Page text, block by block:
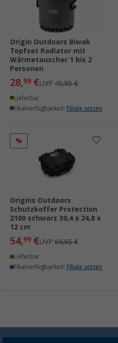
Origin Outdoors Biwak
Topfset Radiator mit
Wärmetauscher 1 bis 2
Personen
28,99 €UVP 45,95 €
Lieferbar
Filialverfügbarkeit: Filiale setzen
%
Origins Outdoors
Schutzkoffer Protection
2100 schwarz 30,4 x 24,8 x
12 cm
54,99 €UVP 69,95 €
Lieferbar
Filialverfügbarkeit: Filiale setzen